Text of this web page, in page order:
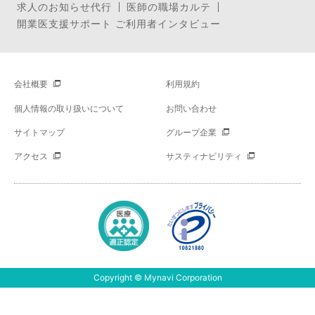
求人のお知らせ代行
医師の職場カルテ
開業医支援サポート ご利用者インタビュー
会社概要 利用規約
個人情報の取り扱いについて お問い合わせ
サイトマップ グループ企業
アクセス サスティナビリティ
Copyright © Mynavi Corporation